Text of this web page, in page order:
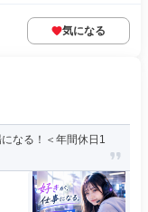
気になる
なる！＜年間休日1